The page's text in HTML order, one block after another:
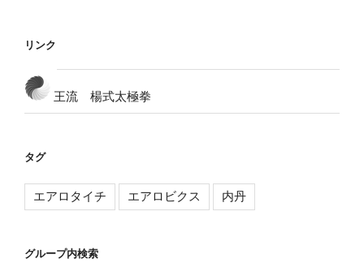
リンク
王流 楊式太極拳
タグ
エアロタイチ エアロビクス 内丹
グループ内検索